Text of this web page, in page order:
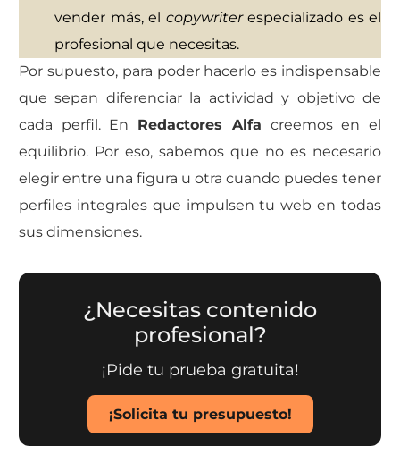
vender más, el copywriter especializado es el
profesional que necesitas.
Por supuesto, para poder hacerlo es indispensable
que sepan diferenciar la actividad y objetivo de
cada perfil. En Redactores Alfa creemos en el
equilibrio. Por eso, sabemos que no es necesario
elegir entre una figura u otra cuando puedes tener
perfiles integrales que impulsen tu web en todas
sus dimensiones.
¿Necesitas contenido
profesional?
¡Pide tu prueba gratuita!
¡Solicita tu presupuesto!